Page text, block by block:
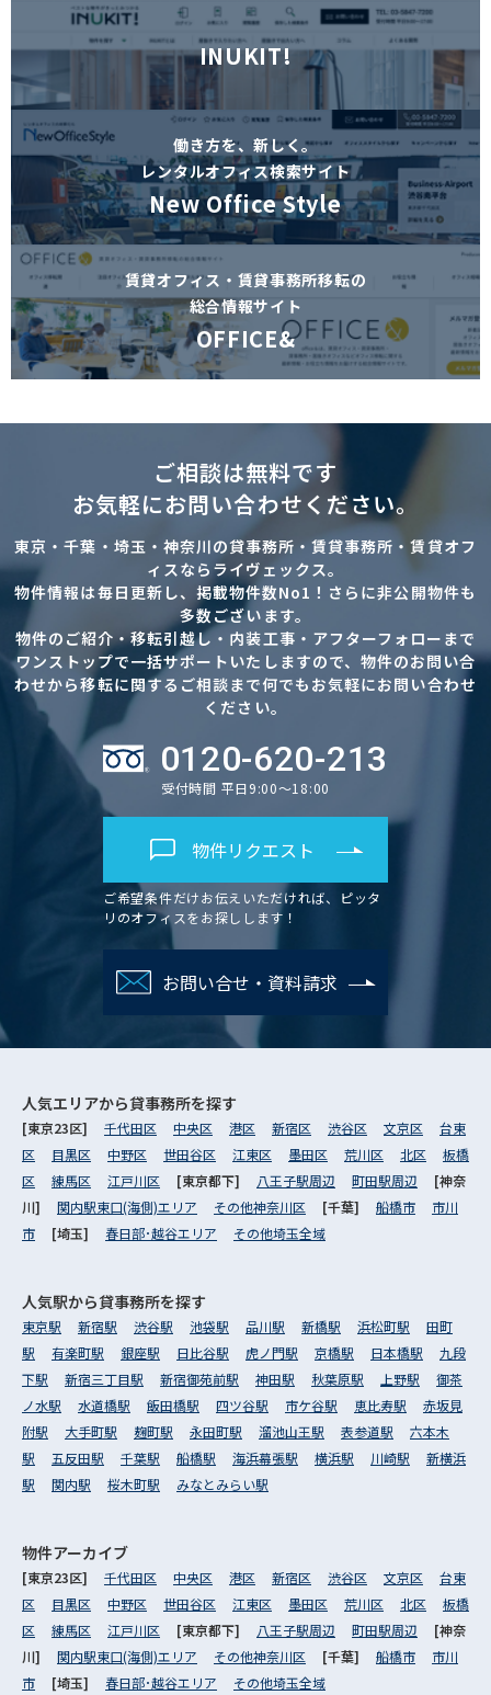
INUKIT!
働き方を、新しく。
レンタルオフィス検索サイト
New Office Style
賃貸オフィス・賃貸事務所移転の
総合情報サイト
OFFICE&
ご相談は無料です
お気軽にお問い合わせください。
東京・千葉・埼玉・神奈川の貸事務所・賃貸事務所・賃貸オフ
ィスならライヴェックス。
物件情報は毎日更新し、掲載物件数No1！さらに非公開物件も
多数ございます。
物件のご紹介・移転引越し・内装工事・アフターフォローまで
ワンストップで一括サポートいたしますので、物件のお問い合
わせから移転に関するご相談まで何でもお気軽にお問い合わせ
ください。
0120-620-213
受付時間 平日9:00～18:00
物件リクエスト
ご希望条件だけお伝えいただければ、ピッタ
リのオフィスをお探しします！
お問い合せ・資料請求
人気エリアから貸事務所を探す
[東京23区] 千代田区 中央区 港区 新宿区 渋谷区 文京区
台東
区
目黒区 中野区 世田谷区 江東区 墨田区 荒川区 北区
板橋
区
練馬区 江戸川区 [東京都下] 八王子駅周辺 町田駅周辺
[神奈
川] 関内駅東口(海側)エリア その他神奈川区 [千葉] 船橋市
市川
市
[埼玉] 春日部･越谷エリア その他埼玉全域
人気駅から貸事務所を探す
東京駅 新宿駅 渋谷駅 池袋駅 品川駅 新橋駅 浜松町駅
田町
駅
有楽町駅 銀座駅 日比谷駅 虎ノ門駅 京橋駅 日本橋駅
九段
下駅
新宿三丁目駅 新宿御苑前駅 神田駅 秋葉原駅 上野駅
御茶
ノ水駅
水道橋駅 飯田橋駅 四ツ谷駅 市ケ谷駅 恵比寿駅
赤坂見
附駅
大手町駅 麹町駅 永田町駅 溜池山王駅 表参道駅
六本木
駅
五反田駅 千葉駅 船橋駅 海浜幕張駅 横浜駅 川崎駅
新横浜
駅
関内駅 桜木町駅 みなとみらい駅
物件アーカイブ
[東京23区] 千代田区 中央区 港区 新宿区 渋谷区 文京区
台東
区
目黒区 中野区 世田谷区 江東区 墨田区 荒川区 北区
板橋
区
練馬区 江戸川区 [東京都下] 八王子駅周辺 町田駅周辺
[神奈
川] 関内駅東口(海側)エリア その他神奈川区 [千葉] 船橋市
市川
市
[埼玉] 春日部･越谷エリア その他埼玉全域